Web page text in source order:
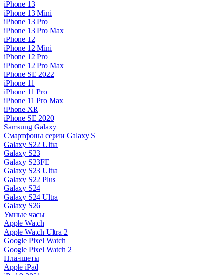
iPhone 13
iPhone 13 Mini
iPhone 13 Pro
iPhone 13 Pro Max
iPhone 12
iPhone 12 Mini
iPhone 12 Pro
iPhone 12 Pro Max
iPhone SE 2022
iPhone 11
iPhone 11 Pro
iPhone 11 Pro Max
iPhone XR
iPhone SE 2020
Samsung Galaxy
Смартфоны серии Galaxy S
Galaxy S22 Ultra
Galaxy S23
Galaxy S23FE
Galaxy S23 Ultra
Galaxy S22 Plus
Galaxy S24
Galaxy S24 Ultra
Galaxy S26
Умные часы
Apple Watch
Apple Watch Ultra 2
Google Pixel Watch
Google Pixel Watch 2
Планшеты
Apple iPad